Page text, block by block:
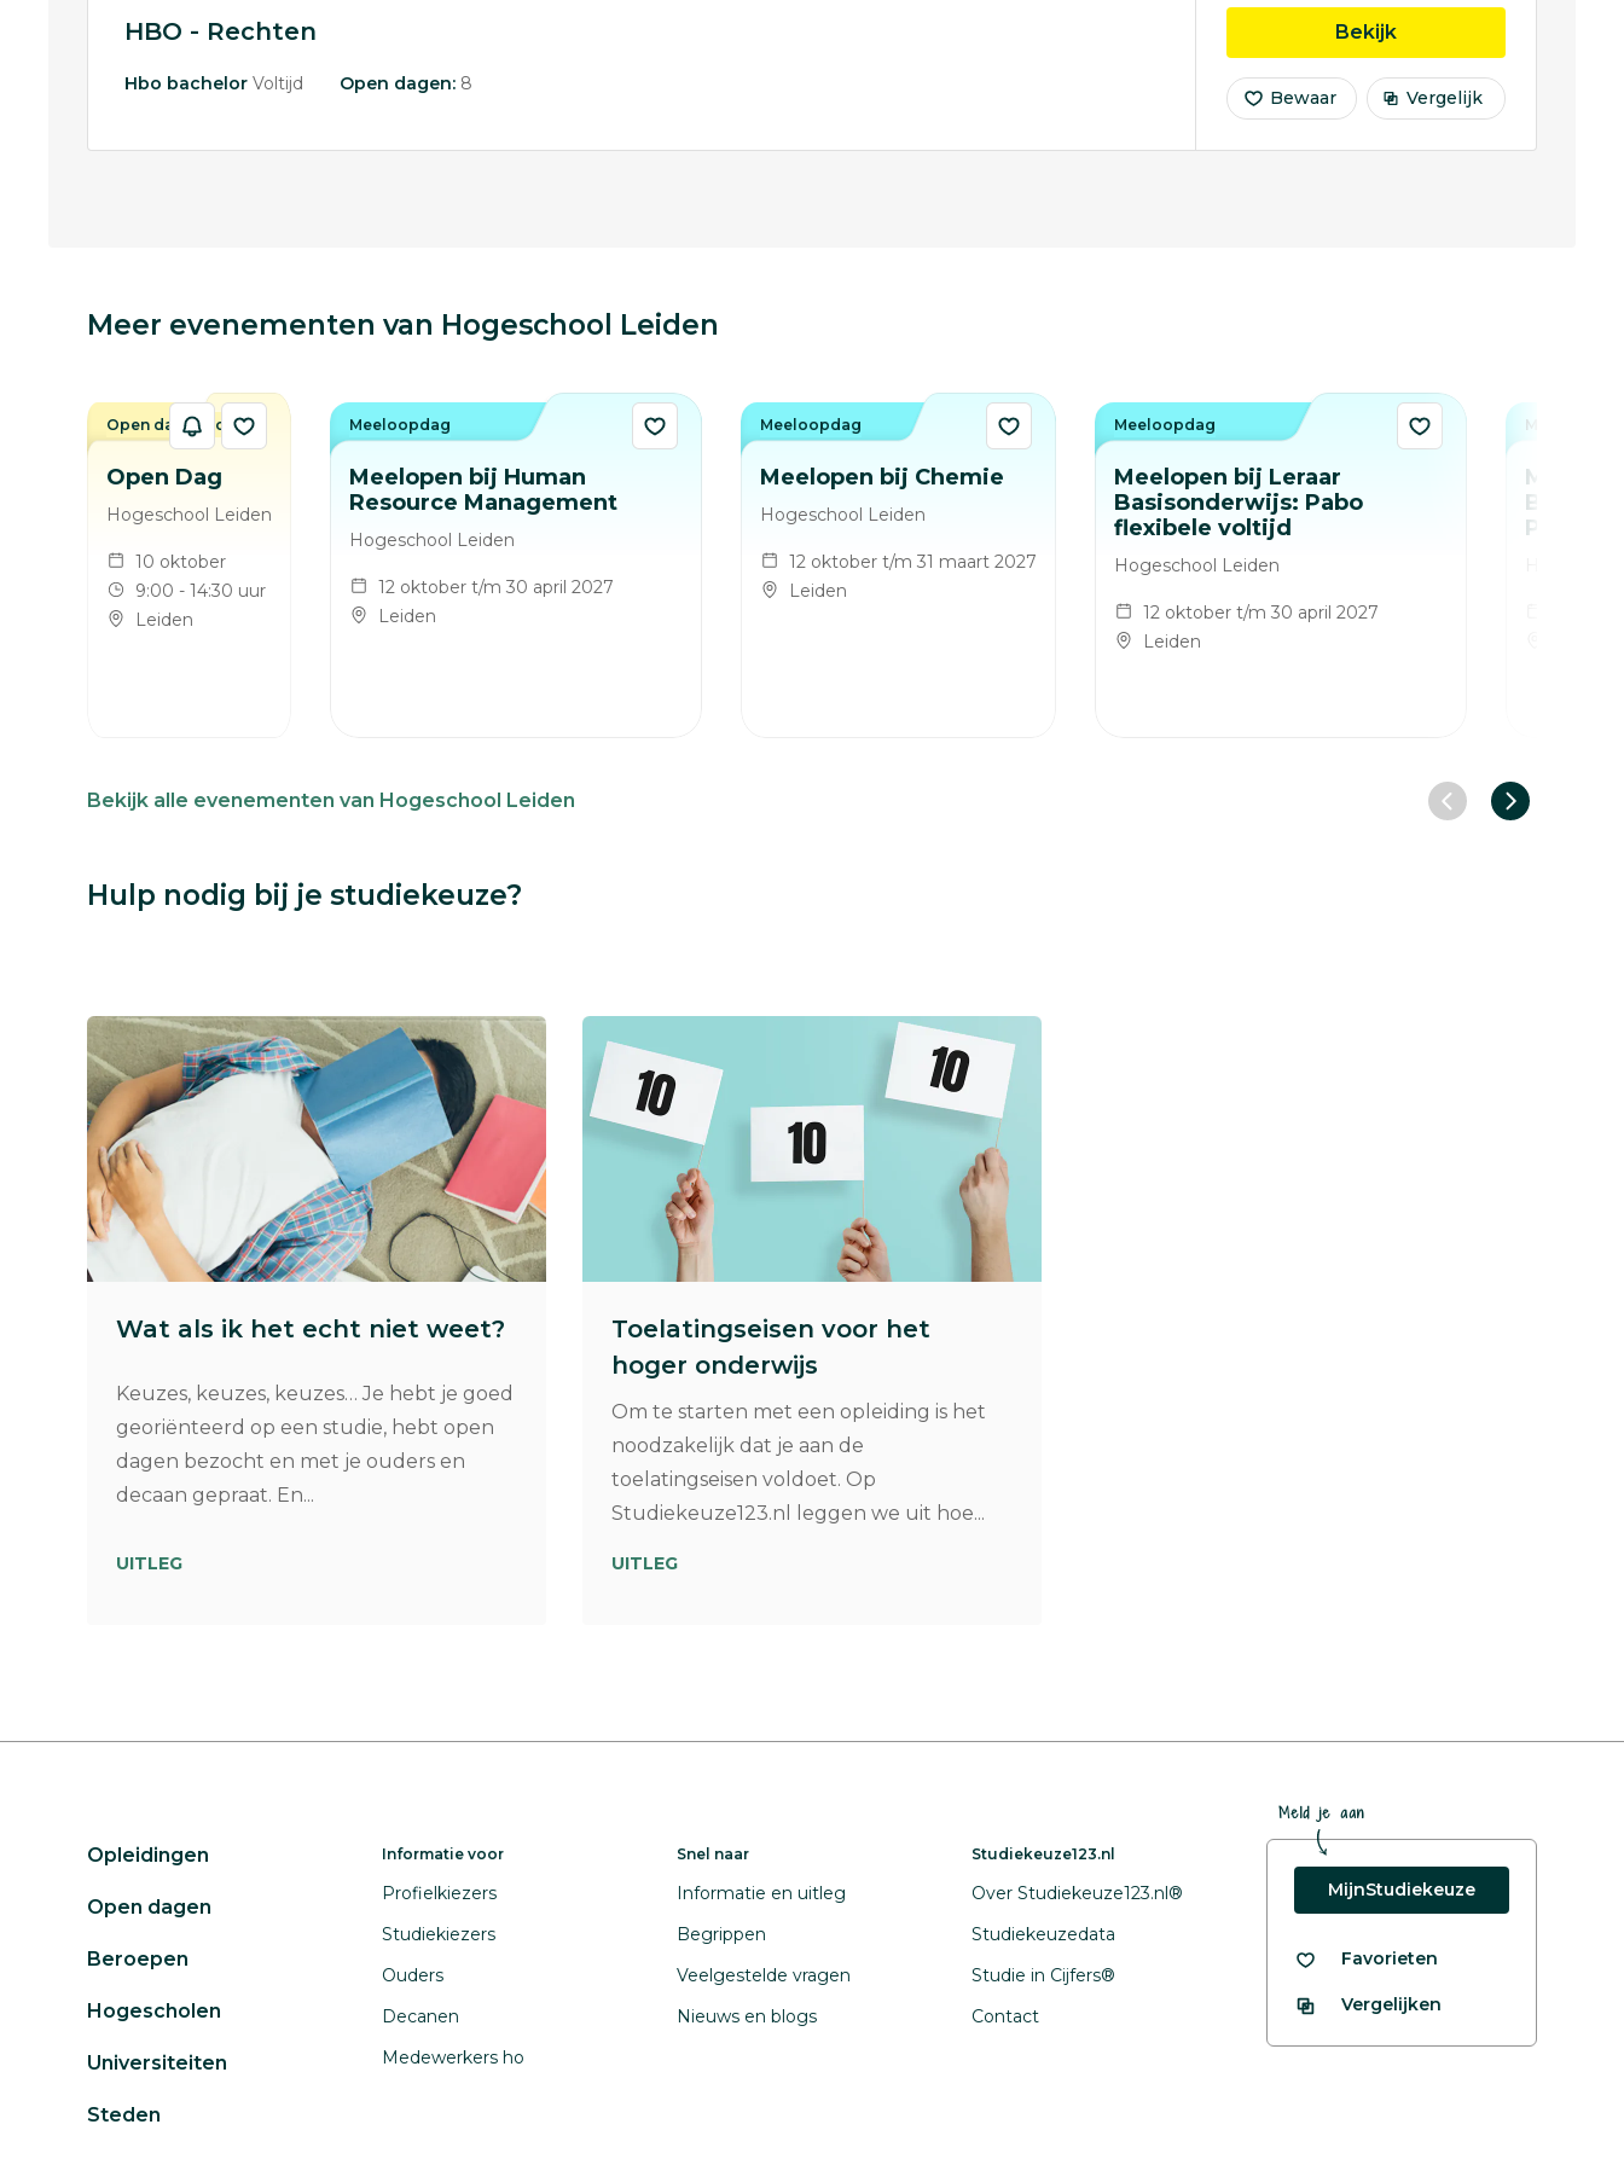
HBO - Rechten
Hbo bachelor Voltijd Open dagen: 8
Bekijkopleiding HBO -
Bewaar Vergelijk
Meer evenementen van Hogeschool Leiden
Open Dag
Hogeschool Leiden
10 oktober
9:00 - 14:30 uur
Leiden
Open dag / avond
Meelopen bij Human
Resource Management
Hogeschool Leiden
12 oktober t/m 30 april 2027
Leiden
Meeloopdag
Meelopen bij Chemie
Hogeschool Leiden
12 oktober t/m 31 maart 2027
Leiden
Meeloopdag
Meelopen bij Leraar
Basisonderwijs: Pabo
flexibele voltijd
Hogeschool Leiden
12 oktober t/m 30 april 2027
Leiden
Meeloopdag
Pabo
Bekijk alle evenementen van Hogeschool Leiden
Vorige slideVolgende
Hulp nodig bij je studiekeuze?
Wat als ik het echt niet weet?
Keuzes, keuzes, keuzes… Je hebt je goed
georiënteerd op een studie, hebt open
dagen bezocht en met je ouders en
decaan gepraat. En...
UITLEG
Toelatingseisen voor het
hoger onderwijs
Om te starten met een opleiding is het
noodzakelijk dat je aan de
toelatingseisen voldoet. Op
Studiekeuze123.nl leggen we uit hoe...
UITLEG
Opleidingen
Open dagen
Beroepen
Hogescholen
Universiteiten
Steden
Informatie voor
Profielkiezers
Studiekiezers
Ouders
Decanen
Medewerkers ho
Snel naar
Informatie en uitleg
Begrippen
Veelgestelde vragen
Nieuws en blogs
Studiekeuze123.nl
Over Studiekeuze123.nl®
Studiekeuzedata
Studie in Cijfers®
Contact
Meld je aan
MijnStudiekeuze
Favorieten
Vergelijken